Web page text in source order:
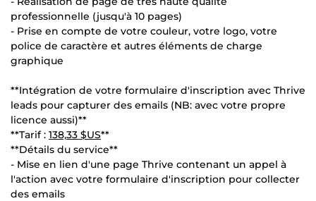
professionnelle (jusqu'à 10 pages)
- Prise en compte de votre couleur, votre logo, votre
police de caractère et autres éléments de charge
graphique
**Intégration de votre formulaire d'inscription avec Thrive
leads pour capturer des emails (NB: avec votre propre
licence aussi)**
**Tarif : 138,33 $US**
**Détails du service**
- Mise en lien d'une page Thrive contenant un appel à
l'action avec votre formulaire d'inscription pour collecter
des emails